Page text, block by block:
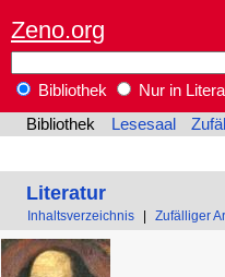
Zeno.org
Bibliothek
Nur in
Bibliothek
Lesesaal
Literatur
Inhaltsverzeichnis Zufälliger